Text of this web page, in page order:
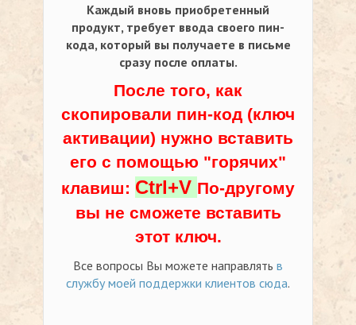
Каждый вновь приобретенный
продукт, требует ввода своего пин-
кода, который вы получаете в письме
сразу после оплаты.
После того, как
скопировали пин-код (ключ
активации) нужно вставить
его с помощью "горячих"
клавиш: Ctrl+V По-другому
вы не сможете вставить
этот ключ.
Все вопросы Вы можете направлять в
службу моей поддержки клиентов сюда.